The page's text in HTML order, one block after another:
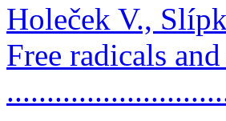
Holeček V.,
Free radicals